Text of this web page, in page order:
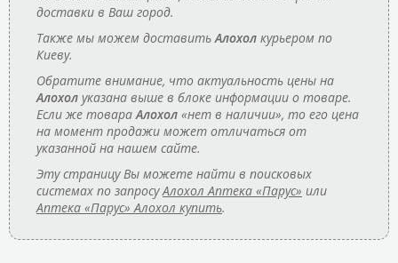
доставки в Ваш город.
Также мы можем доставитьАлохол курьером по
Киеву.
Обратите внимание, что актуальность цены на
Алохол указана выше в блоке информации о товаре.
Если же товараАлохол «нет в наличии», то его цена
на момент продажи может отличаться от
указанной на нашем сайте.
Эту страницу Вы можете найти в поисковых
системах по запросуАлохол Аптека «Парус» или
Аптека «Парус» Алохол купить.